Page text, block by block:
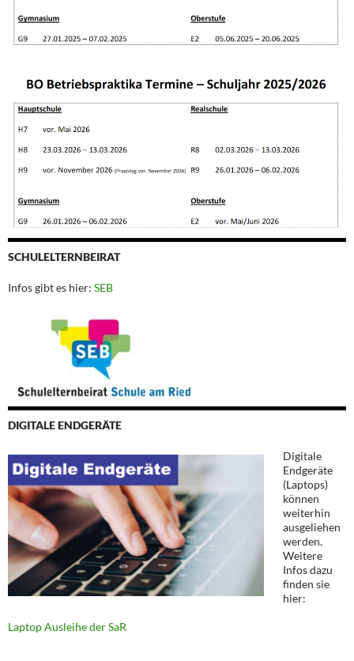
SCHULELTERNBEIRAT
Infos gibt es hier: SEB
DIGITALE ENDGERÄTE
Digitale
Endgeräte
(Laptops)
können
weiterhin
ausgeliehen
werden.
Weitere
Infos dazu
finden sie
hier:
Laptop Ausleihe der SaR